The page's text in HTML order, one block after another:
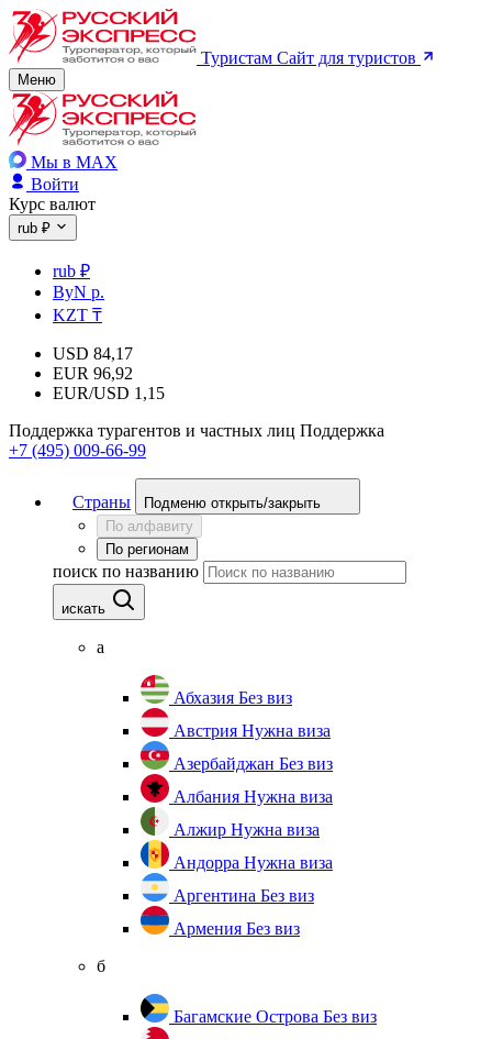
Туристам Сайт для туристов
Меню
Мы в MAX
Войти
Курс валют
rub ₽
rub ₽
ByN р.
KZT ₸
USD 84,17
EUR 96,92
EUR/USD 1,15
Поддержка турагентов и частных лиц Поддержка
+7 (495) 009-66-99
Страны
Подменю открыть/закрыть
По алфавиту
По регионам
поиск по названию
искать
а
Абхазия Без виз
Австрия Нужна виза
Азербайджан Без виз
Албания Нужна виза
Алжир Нужна виза
Андорра Нужна виза
Аргентина Без виз
Армения Без виз
б
Багамские Острова Без виз